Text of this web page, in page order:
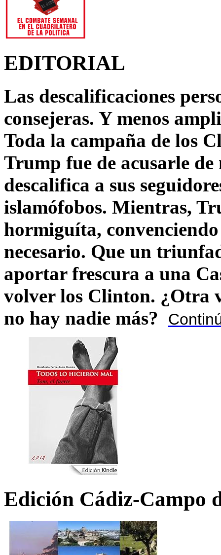
EDITORIAL
Las descalificaciones
consejeras. Y menos
Toda la campaña de los
Trump fue de acusarle
descalifica a sus
islamófobos. Mientras,
hormiguíta,
necesario. Que un
aportar frescura a una
volver los Clinton. ¿Otra
no hay nadie más?
Edición Cádiz-Campo